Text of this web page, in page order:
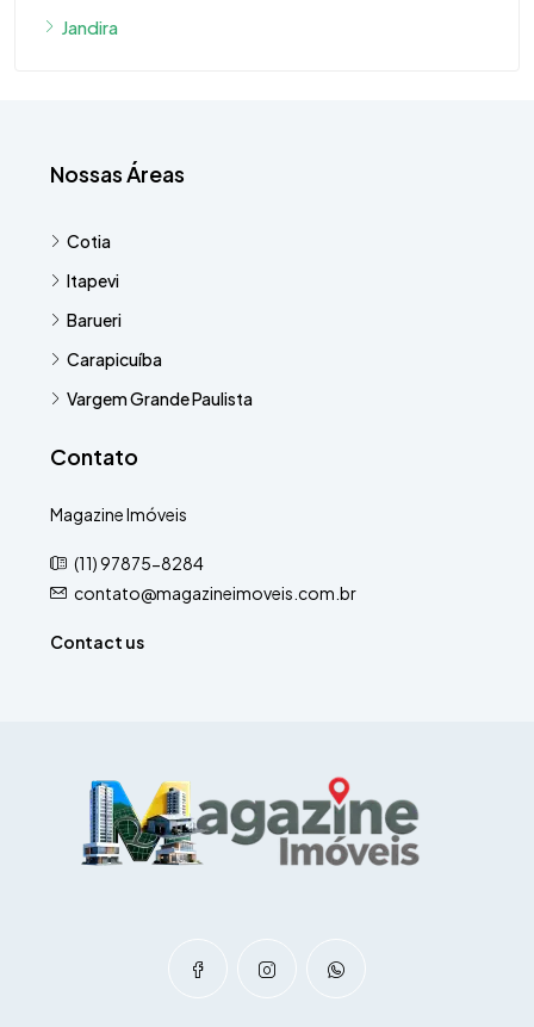
Jandira
Nossas Áreas
Cotia
Itapevi
Barueri
Carapicuíba
Vargem Grande Paulista
Contato
Magazine Imóveis
(11) 97875-8284
contato@magazineimoveis.com.br
Contact us